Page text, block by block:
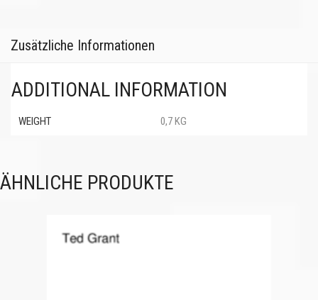
Zusätzliche Informationen
ADDITIONAL INFORMATION
WEIGHT 0,7 KG
ÄHNLICHE PRODUKTE